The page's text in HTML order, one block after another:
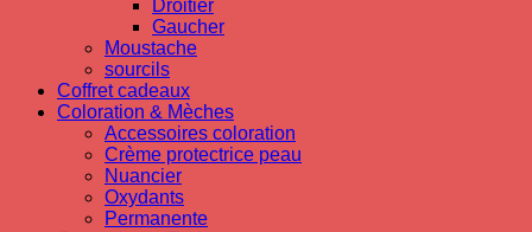
Droitier
Gaucher
Moustache
sourcils
Coffret cadeaux
Coloration & Mèches
Accessoires coloration
Crème protectrice peau
Nuancier
Oxydants
Permanente